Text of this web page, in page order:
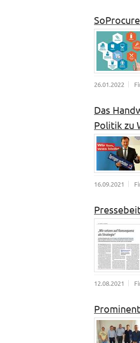
26.01.2022
Das
Politik zu
16.09.2021
12.08.2021